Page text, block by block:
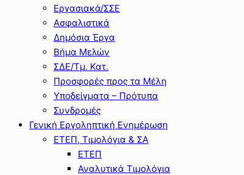
Εργασιακά/ΣΣΕ
Ασφαλιστικά
Δημόσια Έργα
Βήμα Μελών
ΣΔΕ/Τμ. Κατ.
Προσφορές προς τα Μέλη
Υποδείγματα – Πρότυπα
Συνδρομές
Γενική Εργοληπτική Ενημέρωση
ΕΤΕΠ, Τιμολόγια & ΣΑ
ΕΤΕΠ
Αναλυτικά Τιμολόγια